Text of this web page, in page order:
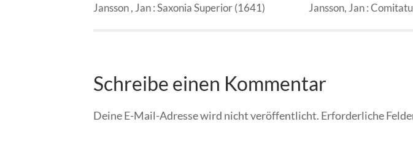
Jansson , Jan : Saxonia Superior (1641) Jansson, Jan :
Schreibe einen Kommentar
Deine E-Mail-Adresse wird nicht veröffentlicht. Erforderliche